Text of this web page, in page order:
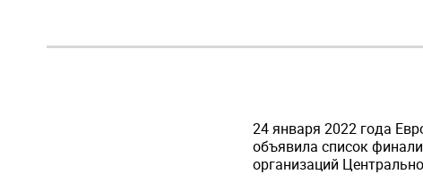
24 января 2022 года
объявила список
организаций